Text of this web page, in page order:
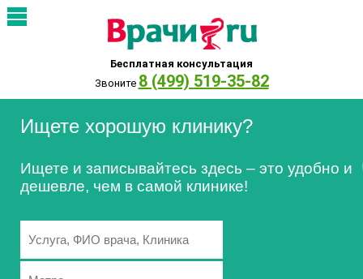
Бесплатная консультация
Звоните 8 (499) 519-35-82
Ищете хорошую клинику?
Ищете и записывайтесь здесь – это удобно и
дешевле, чем в самой клинике!